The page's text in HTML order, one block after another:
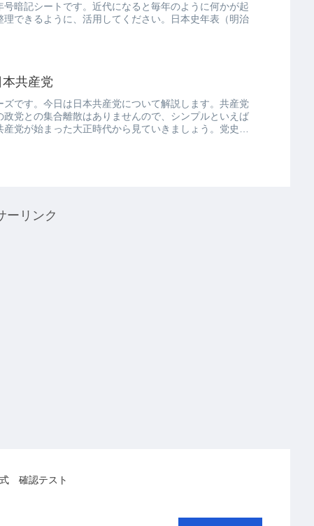
暗記シートです。近代になると毎年のように何かが起
理できるように、活用してください。日本史年表（明治
共産党
ズです。今日は日本共産党について解説します。共産党
党との集合離散はありませんので、シンプルといえば
党が始まった大正時代から見ていきましょう。党史第
ーリンク
式 確認テスト